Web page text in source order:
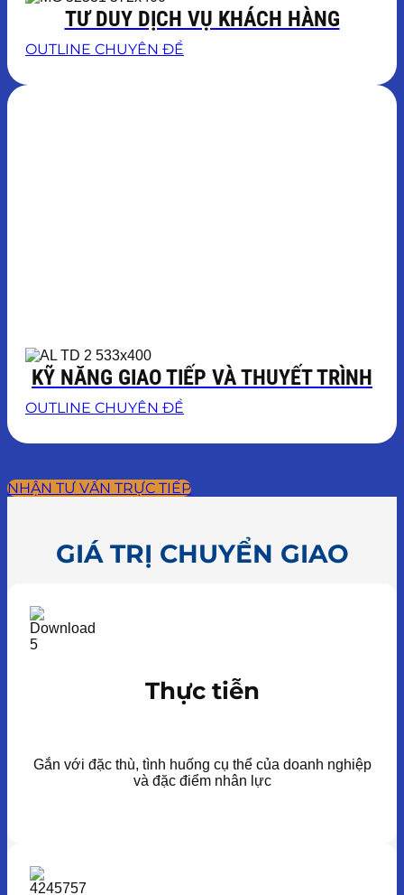
TƯ DUY DỊCH VỤ KHÁCH HÀNG
OUTLINE CHUYÊN ĐỀ
KỸ NĂNG GIAO TIẾP VÀ THUYẾT TRÌNH
OUTLINE CHUYÊN ĐỀ
NHẬN TƯ VẤN TRỰC TIẾP
GIÁ TRỊ CHUYỂN GIAO
Thực tiễn
Gắn với đặc thù, tình huống cụ thể của doanh nghiệp
và đặc điểm nhân lực